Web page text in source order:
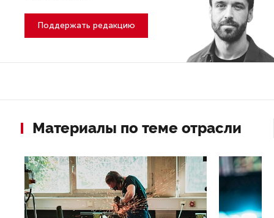
Поддержать редакцию
Материалы по теме отрасли